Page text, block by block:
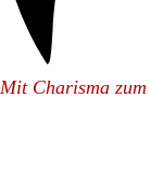
Mit Charisma